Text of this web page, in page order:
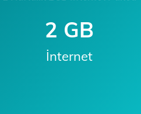
2 GB
İnternet